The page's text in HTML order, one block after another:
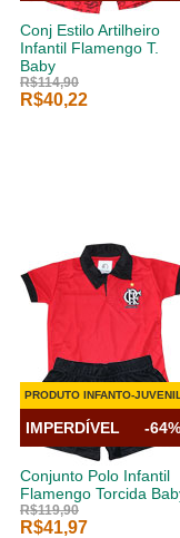
Conj Estilo Artilheiro
Infantil Flamengo T.
Baby
R$114,90
R$40,22
Conjunto Polo Infantil
Flamengo Torcida
R$119,90
R$41,97
IMPERDÍVEL -64%
PRODUTO INFANTO-